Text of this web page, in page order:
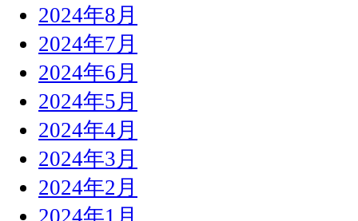
2024年8月
2024年7月
2024年6月
2024年5月
2024年4月
2024年3月
2024年2月